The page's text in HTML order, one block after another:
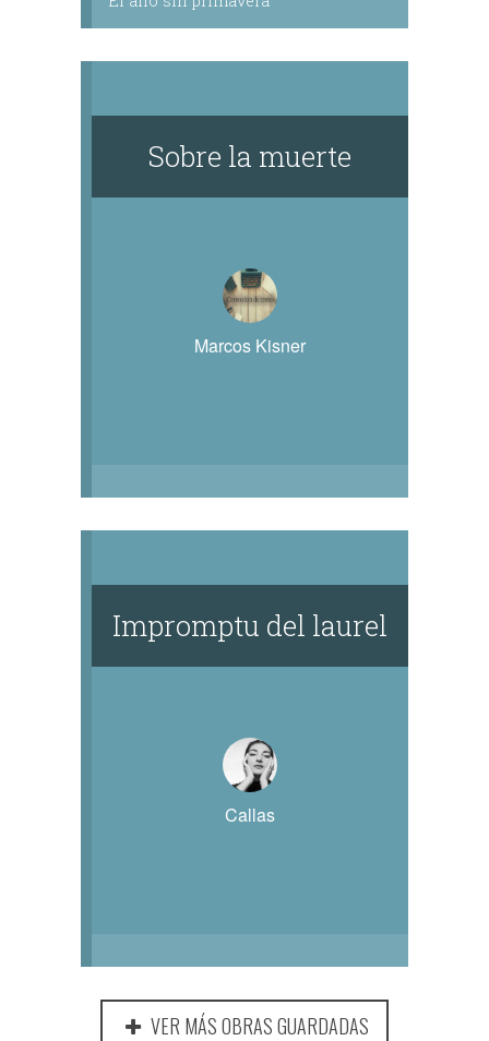
Sobre la muerte
Marcos Kisner
Impromptu del laurel
Callas
VER MÁS OBRAS GUARDADAS